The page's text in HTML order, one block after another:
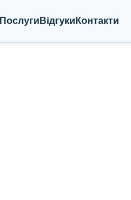
Послуги Відгуки Контакти